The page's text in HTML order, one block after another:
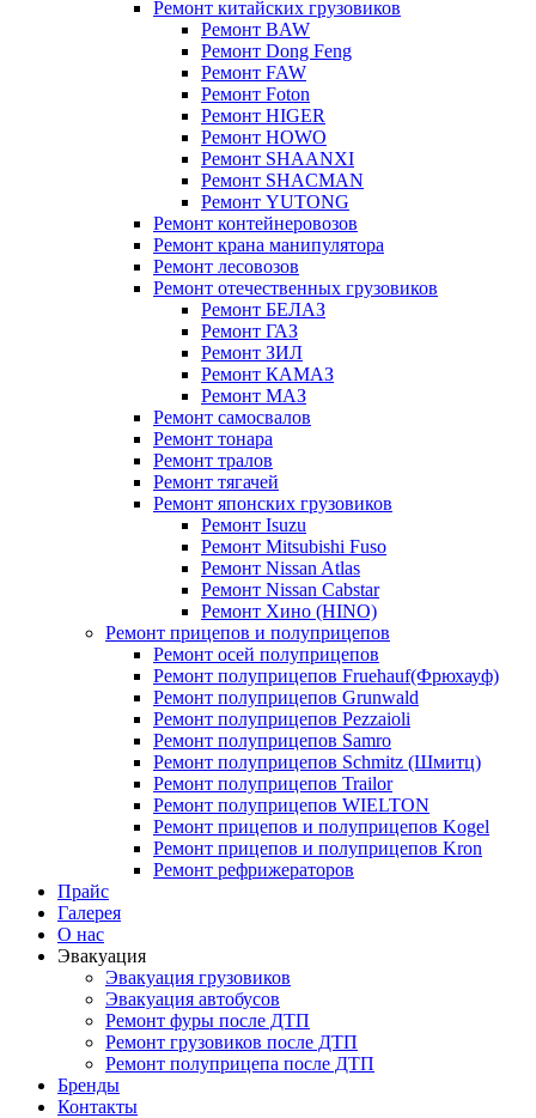
Ремонт китайских грузовиков
Ремонт BAW
Ремонт Dong Feng
Ремонт FAW
Ремонт Foton
Ремонт HIGER
Ремонт HOWO
Ремонт SHAANXI
Ремонт SHACMAN
Ремонт YUTONG
Ремонт контейнеровозов
Ремонт крана манипулятора
Ремонт лесовозов
Ремонт отечественных грузовиков
Ремонт БЕЛАЗ
Ремонт ГАЗ
Ремонт ЗИЛ
Ремонт КАМАЗ
Ремонт МАЗ
Ремонт самосвалов
Ремонт тонара
Ремонт тралов
Ремонт тягачей
Ремонт японских грузовиков
Ремонт Isuzu
Ремонт Mitsubishi Fuso
Ремонт Nissan Atlas
Ремонт Nissan Cabstar
Ремонт Хино (HINO)
Ремонт прицепов и полуприцепов
Ремонт осей полуприцепов
Ремонт полуприцепов Fruehauf(Фрюхауф)
Ремонт полуприцепов Grunwald
Ремонт полуприцепов Pezzaioli
Ремонт полуприцепов Samro
Ремонт полуприцепов Schmitz (Шмитц)
Ремонт полуприцепов Trailor
Ремонт полуприцепов WIELTON
Ремонт прицепов и полуприцепов Kogel
Ремонт прицепов и полуприцепов Kron
Ремонт рефрижераторов
Прайс
Галерея
О нас
Эвакуация
Эвакуация грузовиков
Эвакуация автобусов
Ремонт фуры после ДТП
Ремонт грузовиков после ДТП
Ремонт полуприцепа после ДТП
Бренды
Контакты